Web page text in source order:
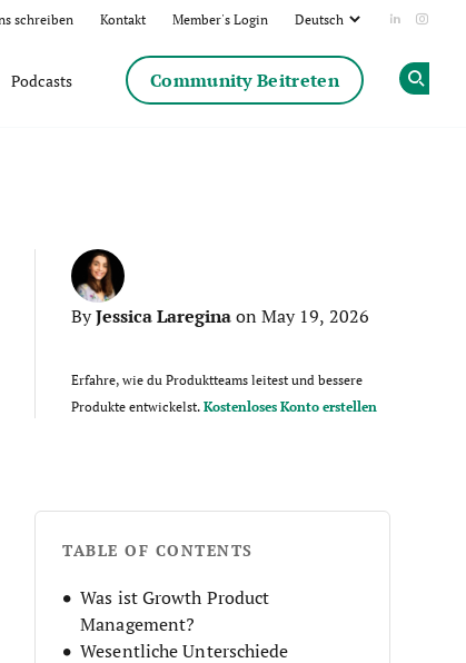
schreiben Kontakt Member's Login Add us
Podcasts Community Beitreten
ByJessica Lareginaon May 19, 2026
Erfahre, wie du Produktteams leitest und bessere
Produkte entwickelst.Kostenloses Konto erstellen
TABLE OF CONTENTS
Was ist Growth Product
Management?
Wesentliche Unterschiede